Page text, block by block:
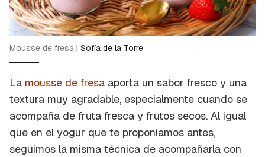
Mousse de fresa | Sofía de la Torre
La mousse de fresa aporta un sabor fresco y una
textura muy agradable, especialmente cuando se
acompaña de fruta fresca y frutos secos. Al igual
que en el yogur que te proponíamos antes,
seguimos la misma técnica de acompañarla con